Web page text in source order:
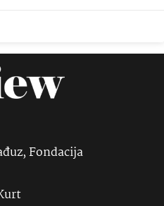
Fondacija